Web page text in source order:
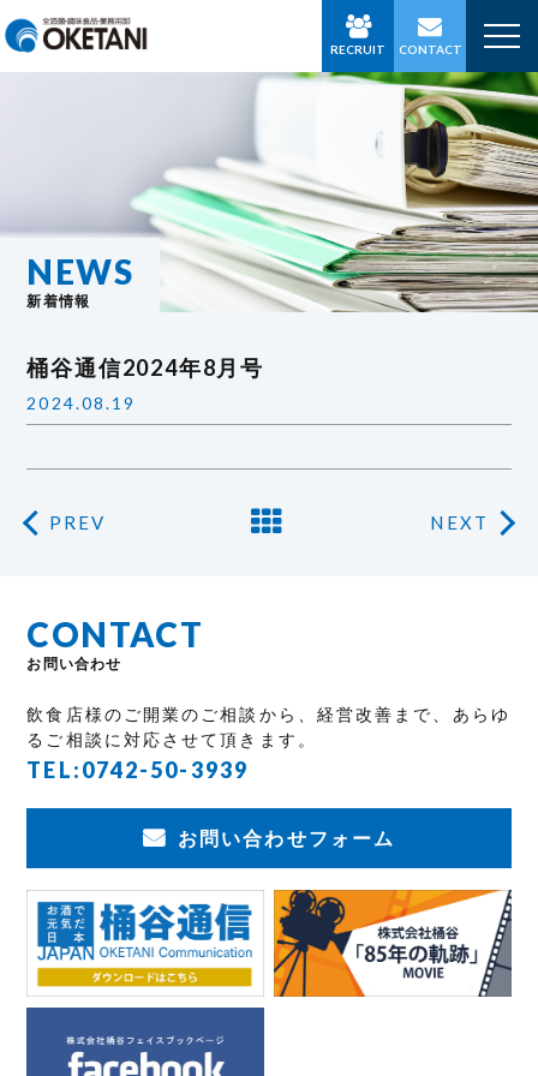
RECRUIT CONTACT
NEWS
新着情報
桶谷通信2024年8月号
2024.08.19
PREV NEXT
CONTACT
お問い合わせ
飲食店様のご開業のご相談から、経営改善まで、あらゆ
るご相談に対応させて頂きます。
TEL:0742-50-3939
お問い合わせフォーム